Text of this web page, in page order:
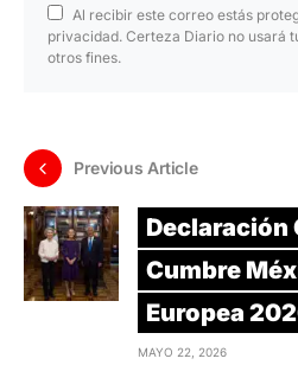
Al recibir este correo estás
privacidad. Certeza Diario no usará
otros fines.
Previous Article
Declaración
Cumbre
Europea
MAYO 22, 2026